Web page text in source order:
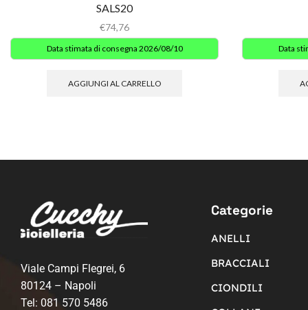
SALS20
€74,76
Data stimata di consegna 2026/08/10
AGGIUNGI AL CARRELLO
Data
Viale Campi Flegrei, 6
80124 – Napoli
Tel: 081 570 5486
Categorie
ANELLI
BRACCIALI
CIONDILI